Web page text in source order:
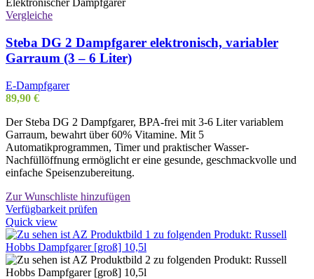
Vergleiche
Steba DG 2 Dampfgarer elektronisch, variabler
Garraum (3 – 6 Liter)
E-Dampfgarer
89,90 €
Der Steba DG 2 Dampfgarer, BPA-frei mit 3-6 Liter variablem
Garraum, bewahrt über 60% Vitamine. Mit 5
Automatikprogrammen, Timer und praktischer Wasser-
Nachfüllöffnung ermöglicht er eine gesunde, geschmackvolle und
einfache Speisenzubereitung.
Zur Wunschliste hinzufügen
Verfügbarkeit prüfen
Quick view